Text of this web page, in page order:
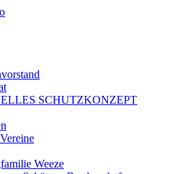
SCHUTZKONZEPT
Weeze